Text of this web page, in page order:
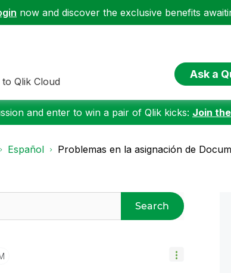
now and discover the exclusive benefits
Qlik Cloud
Ask a
and enter to win a pair of Qlik kicks: Join
Español Problemas en la asignación de
Search